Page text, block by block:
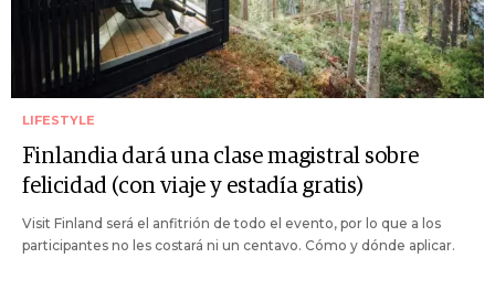
LIFESTYLE
Finlandia dará una clase magistral sobre
felicidad (con viaje y estadía gratis)
Visit Finland será el anfitrión de todo el evento, por lo que a los
participantes no les costará ni un centavo. Cómo y dónde aplicar.